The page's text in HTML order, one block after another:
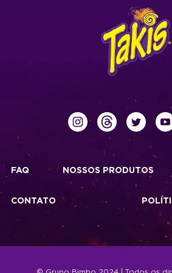
FAQ NOSSOS PRODUTOS
CONTATO